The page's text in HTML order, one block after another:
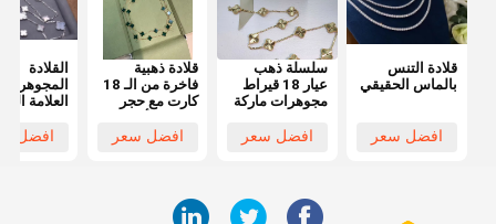
قلادة التنس
بالماس الحقيقي
افضل سعر
سلسلة ذهب
عيار 18 قيراط
مجوهرات ماركة
عتيقة، 10
تصميمات للنساء
افضل سعر
قلادة ذهبية
فاخرة من الـ 18
كارت مع حجر
افضل سعر
القلادة
المجوهرات
العلامة
افضل